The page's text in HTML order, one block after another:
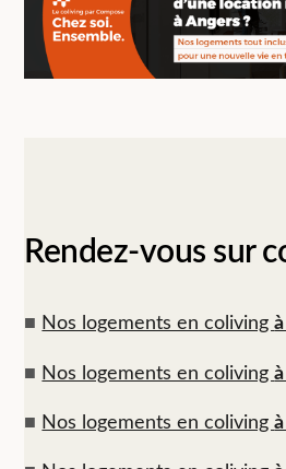
Rendez-vous sur
■ Nos logements en coliving
■ Nos logements en coliving
■ Nos logements en coliving